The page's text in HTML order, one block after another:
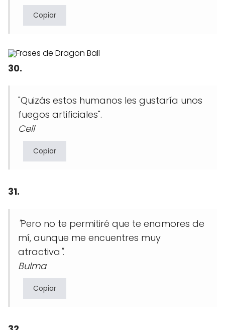
Copiar
30.
"Quizás estos humanos les gustaría unos
fuegos artificiales".
Cell
Copiar
31.
"Pero no te permitiré que te enamores de
mí, aunque me encuentres muy
atractiva ".
Bulma
Copiar